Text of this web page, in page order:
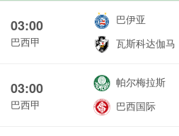
03:00
巴西甲
巴伊亚
瓦斯科达伽马
03:00
巴西甲
帕尔梅拉斯
巴西国际